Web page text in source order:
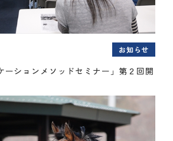
お知らせ
ーションメソッドセミナー」第２回開